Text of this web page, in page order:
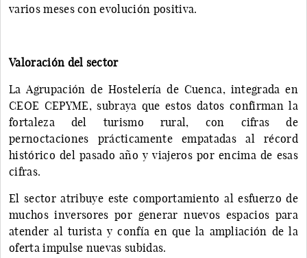
varios meses con evolución positiva.
Valoración del sector
La Agrupación de Hostelería de Cuenca, integrada en
CEOE CEPYME, subraya que estos datos confirman la
fortaleza del turismo rural, con cifras de
pernoctaciones prácticamente empatadas al récord
histórico del pasado año y viajeros por encima de esas
cifras.
El sector atribuye este comportamiento al esfuerzo de
muchos inversores por generar nuevos espacios para
atender al turista y confía en que la ampliación de la
oferta impulse nuevas subidas.